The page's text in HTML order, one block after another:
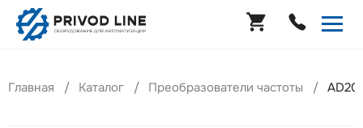
Главная Каталог Преобразователи частоты